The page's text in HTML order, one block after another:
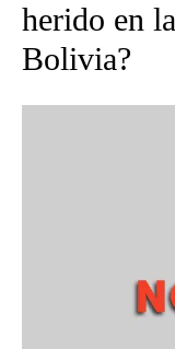
herido en
Bolivia?